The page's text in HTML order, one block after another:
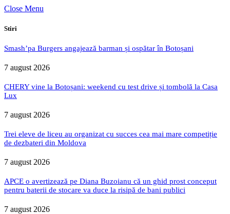
Close Menu
Stiri
Smash’pa Burgers angajează barman și ospătar în Botoșani
7 august 2026
CHERY vine la Botoșani: weekend cu test drive și tombolă la Casa
Lux
7 august 2026
Trei eleve de liceu au organizat cu succes cea mai mare competiție
de dezbateri din Moldova
7 august 2026
APCE o avertizează pe Diana Buzoianu că un ghid prost conceput
pentru baterii de stocare va duce la risipă de bani publici
7 august 2026